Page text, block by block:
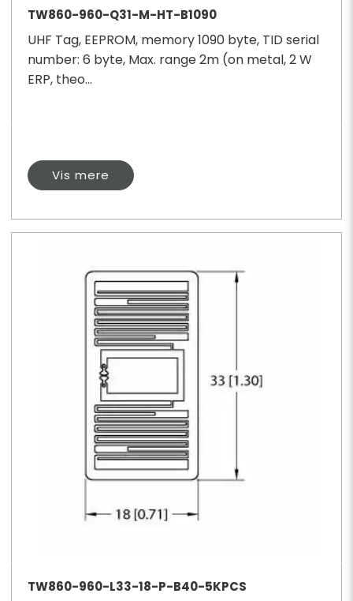
TW860-960-Q31-M-HT-B1090
UHF Tag, EEPROM, memory 1090 byte, TID serial
number: 6 byte, Max. range 2m (on metal, 2 W
ERP, theo...
Vis mere
TW860-960-L33-18-P-B40-5KPCS